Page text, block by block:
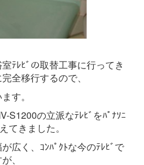
ﾃﾚﾋﾞの取替工事に行ってき
全移行するので、
す。
S1200の立派なﾃﾚﾋﾞをﾊﾟﾅｿﾆ
てきました。
広く、ｺﾝﾊﾟｸﾄな今のﾃﾚﾋﾞで
、